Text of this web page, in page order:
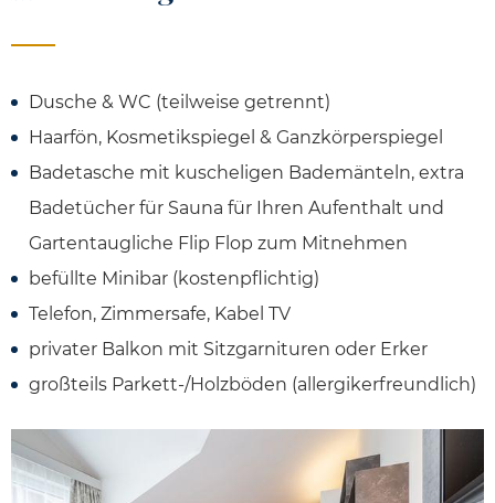
Dusche & WC (teilweise getrennt)
Haarfön, Kosmetikspiegel & Ganzkörperspiegel
Badetasche mit kuscheligen Bademänteln, extra
Badetücher für Sauna für Ihren Aufenthalt und
Gartentaugliche Flip Flop zum Mitnehmen
befüllte Minibar (kostenpflichtig)
Telefon, Zimmersafe, Kabel TV
privater Balkon mit Sitzgarnituren oder Erker
großteils Parkett-/Holzböden (allergikerfreundlich)